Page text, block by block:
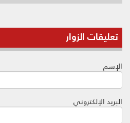
تعليقات الزوار
الإسم
البريد الإلكتروني